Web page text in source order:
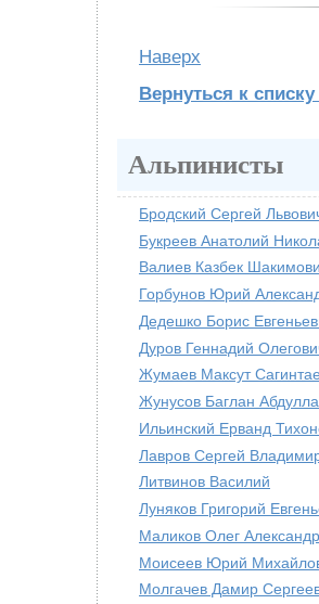
Наверх
Вернуться к списку
Альпинисты
Бродский Сергей
Букреев Анатолий
Валиев Казбек
Горбунов Юрий
Дедешко Борис
Дуров Геннадий
Жумаев Максут
Жунусов Баглан
Ильинский Ерванд
Лавров Сергей
Литвинов Василий
Луняков Григорий
Маликов Олег
Моисеев Юрий
Молгачев Дамир